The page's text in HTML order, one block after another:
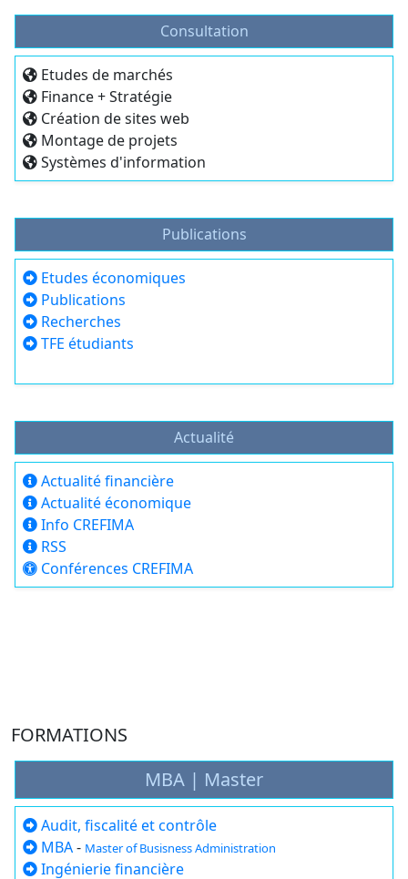
Consultation
Etudes de marchés
Finance + Stratégie
Création de sites web
Montage de projets
Systèmes d'information
Publications
Etudes économiques
Publications
Recherches
TFE étudiants
Actualité
Actualité financière
Actualité économique
Info CREFIMA
RSS
Conférences CREFIMA
FORMATIONS
MBA | Master
Audit, fiscalité et contrôle
MBA- Master of Busisness Administration
Ingénierie financière